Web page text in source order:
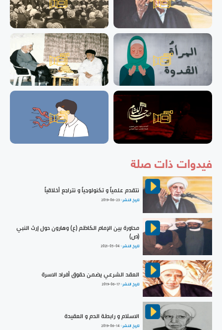
فيدوات ذات صلة
نتقدم علمياً و تكنولوجياً و نتراجع أخلاقياً
تاريخ النشر :2019-06-23
محاورة بين الإمام الكاظم (ع) وهارون حول إرث النبي
(ص)
تاريخ النشر : 2021-05-04
العقد الشرعي يضمن حقوق أفراد الاسرة
تاريخ النشر :2019-06-17
الاسلام و رابطة الدم و العقيدة
تاريخ النشر : 2019-06-14